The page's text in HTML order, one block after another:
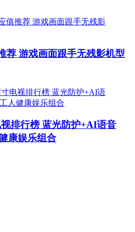
荐 游戏画面跟手无残影机型
排行榜 蓝光防护+AI语音
康娱乐组合